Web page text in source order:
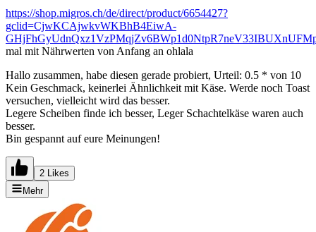
https://shop.migros.ch/de/direct/product/6654427?
gclid=CjwKCAjwkvWKBhB4EiwA-
mal mit Nährwerten von Anfang an ohlala
Hallo zusammen, habe diesen gerade probiert, Urteil: 0.5 * von 10
Kein Geschmack, keinerlei Ähnlichkeit mit Käse. Werde noch Toast
versuchen, vielleicht wird das besser.
Legere Scheiben finde ich besser, Leger Schachtelkäse waren auch
besser.
Bin gespannt auf eure Meinungen!
2 Likes
Mehr